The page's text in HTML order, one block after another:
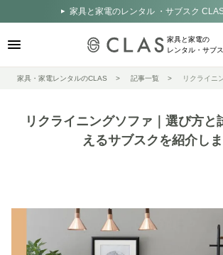
家具と家電のレンタル ・サブスク
家具と家電の
レンタル・サブ
家具・家電レンタルのCLAS 記事一覧 リクライニ
リクライニングソファ｜選び方と
えるサブスクを紹介し